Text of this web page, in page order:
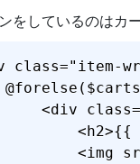
をしているのはカ
class="item-
<div
<h2>{{
<img